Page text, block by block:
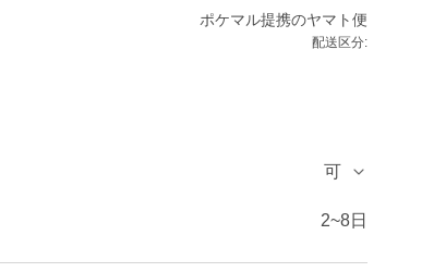
ポケマル提携のヤマト便
配送区分:
可
2~8日